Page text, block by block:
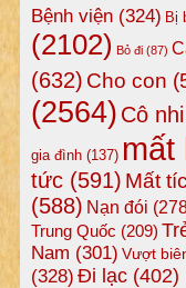
Bệnh viện(324) Bị
(2102) Bỏ đi(87)
(632) Cho con
(2564) Cô
gia đình(137) mất
tức(591) Mất
(588) Nạn đói
Trung Quốc (209)
Nam (301) Vượt
(328) Đi lạc(402)